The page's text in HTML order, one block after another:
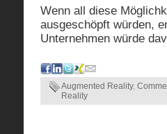
Wenn all diese
ausgeschöpft würden,
Unternehmen würde
Augmented Reality,
Reality